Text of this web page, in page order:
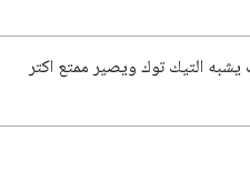
التيك توك ويصير ممتع اكتر